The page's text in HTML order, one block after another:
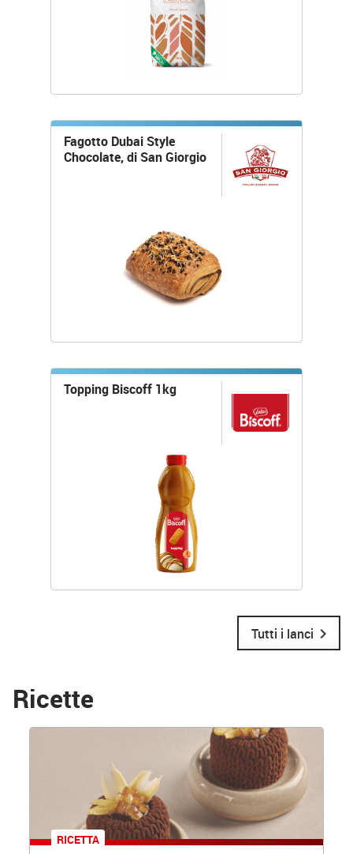
Fagotto Dubai Style
Chocolate, di San Giorgio
Topping Biscoff 1kg
Tutti i lanci chevron_right
Ricette
RICETTA